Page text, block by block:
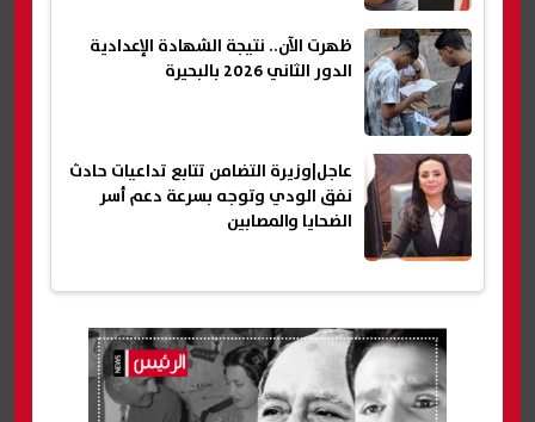
ظهرت الآن.. نتيجة الشهادة الإعدادية
الدور الثاني 2026 بالبحيرة
عاجل|وزيرة التضامن تتابع تداعيات حادث
نفق الودي وتوجه بسرعة دعم أسر
الضحايا والمصابين